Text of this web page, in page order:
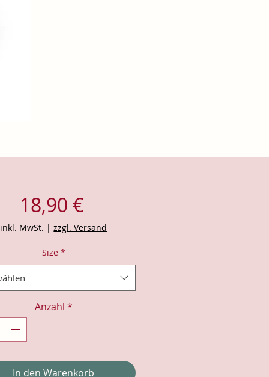
18,90 €
inkl. MwSt. |zzgl. Versand
Size *
Anzahl *
In den Warenkorb